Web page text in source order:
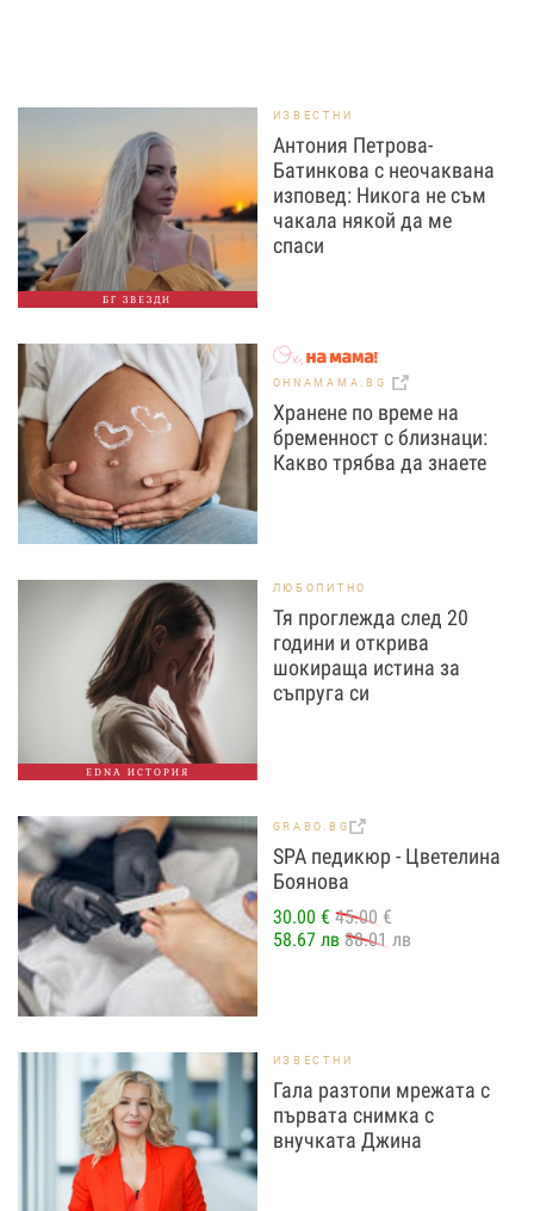
БГ ЗВЕЗДИ
ИЗВЕСТНИ
Антония Петрова-
Батинкова с неочаквана
изповед: Никога не съм
чакала някой да ме
спаси
OHNAMAMA.BG
Хранене по време на
бременност с близнаци:
Какво трябва да знаете
EDNA ИСТОРИЯ
ЛЮБОПИТНО
Тя проглежда след 20
години и открива
шокираща истина за
съпруга си
GRABO.BG
SPA педикюр - Цветелина
Боянова
30.00 € 45.00 €
58.67 лв 88.01 лв
ИЗВЕСТНИ
Гала разтопи мрежата с
първата снимка с
внучката Джина